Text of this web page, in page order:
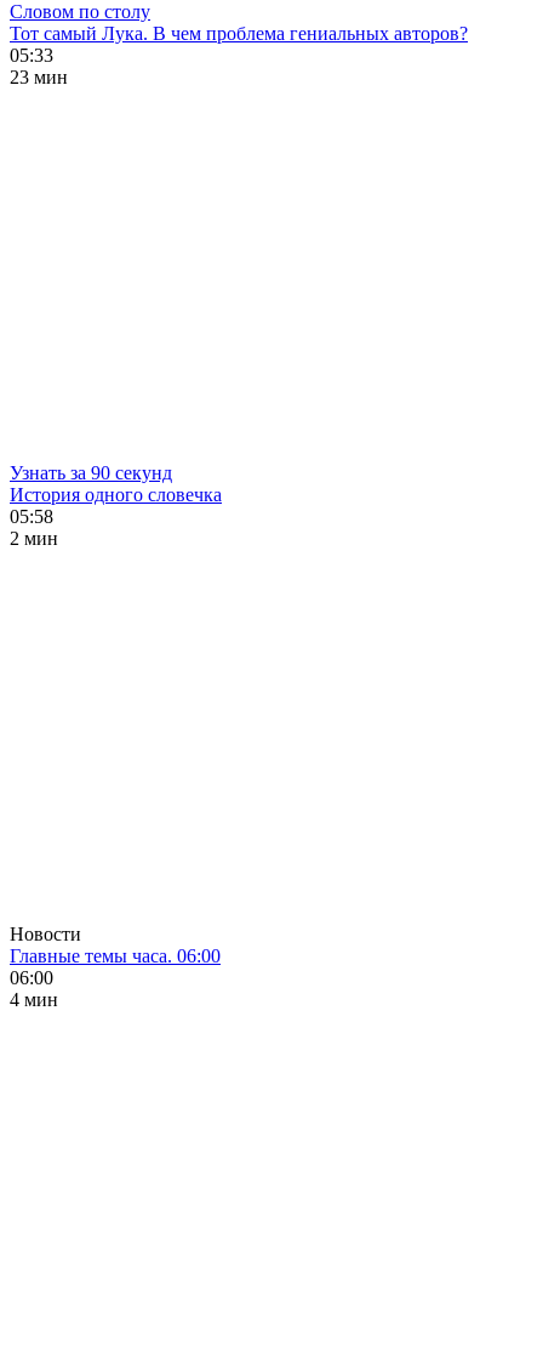
Словом по столу
Тот самый Лука. В чем проблема гениальных авторов?
05:33
23 мин
Узнать за 90 секунд
История одного словечка
05:58
2 мин
Новости
Главные темы часа. 06:00
06:00
4 мин